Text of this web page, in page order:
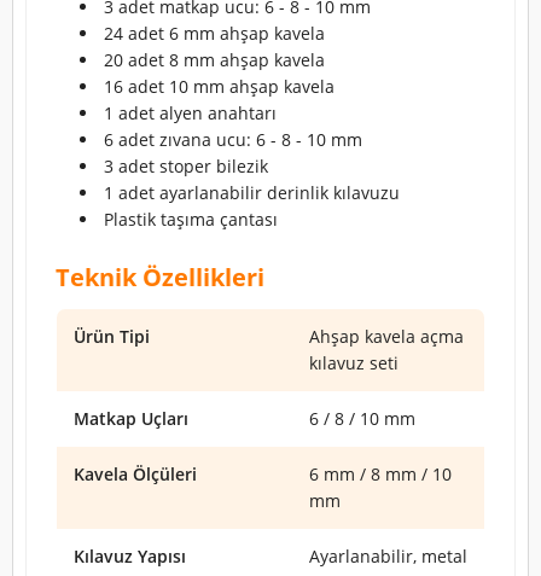
3 adet matkap ucu: 6 - 8 - 10 mm
24 adet 6 mm ahşap kavela
20 adet 8 mm ahşap kavela
16 adet 10 mm ahşap kavela
1 adet alyen anahtarı
6 adet zıvana ucu: 6 - 8 - 10 mm
3 adet stoper bilezik
1 adet ayarlanabilir derinlik kılavuzu
Plastik taşıma çantası
Teknik Özellikleri
Ürün Tipi
Ahşap kavela açma
kılavuz seti
Matkap Uçları 6 / 8 / 10 mm
Kavela Ölçüleri
6 mm / 8 mm / 10
mm
Kılavuz Yapısı
Ayarlanabilir, metal